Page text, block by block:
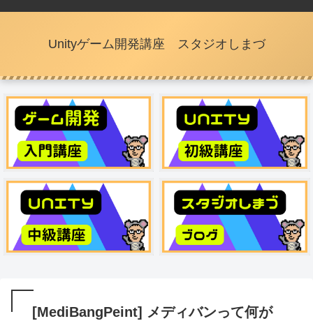
Unityゲーム開発講座 スタジオしまづ
[MediBangPeint] メディバンって何が